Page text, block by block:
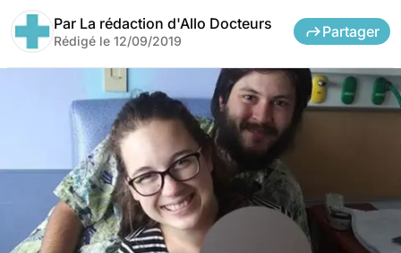
Par La rédaction d'Allo Docteurs
Rédigé le 12/09/2019
Partager